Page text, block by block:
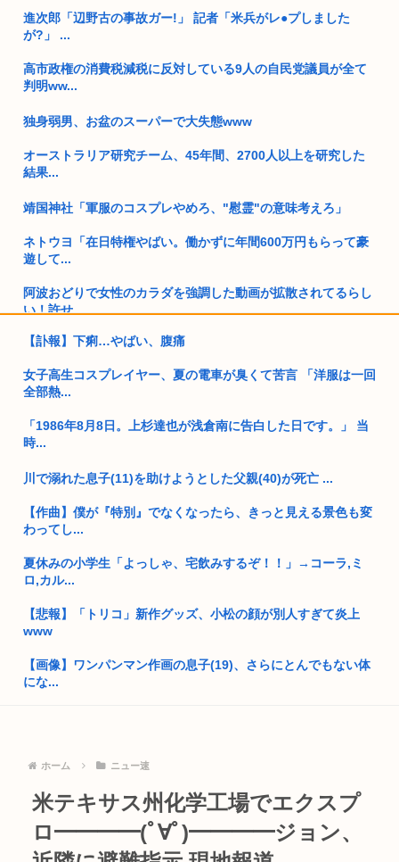
進次郎「辺野古の事故ガー!」 記者「米兵がレ●プしました
が?」 ...
高市政権の消費税減税に反対している9人の自民党議員が全て
判明ww...
独身弱男、お盆のスーパーで大失態www
オーストラリア研究チーム、45年間、2700人以上を研究した
結果...
靖国神社「軍服のコスプレやめろ、"慰霊"の意味考えろ」
ネトウヨ「在日特権やばい。働かずに年間600万円もらって豪
遊して...
阿波おどりで女性のカラダを強調した動画が拡散されてるらし
い！許せ...
日本人「失われた30年ヤバいだろ…貧乏になりすぎ…もう愛国
GPIF「4-6月で24兆円儲けた」 年金運用額317兆円に、あ...
中国さん、日本に対しあまりにも酷い暴言を放つ 「侵略戦争仕
掛けた...
【大阪】58歳日本人男性の、80歳母の腹を踏みつけ肋骨8本を
「助けて欲しけりゃきび団子よこしな？」 これ現代だと色々
琵琶湖三尸花火大会、中止発表。1万9000円もするチケットの
高市早苗、3000万円以上の高級新公用車を購入させ贅を尽くし
25歳すぎて童貞の人って
ん...
韓国人さん、ネトウヨの痛いところを突いてしまう。「日本人
は韓国に...
【訃報】下痢…やばい、腹痛
女子高生コスプレイヤー、夏の電車が臭くて苦言 「洋服は一回
全部熱...
「1986年8月8日。上杉達也が浅倉南に告白した日です。」 当
時...
川で溺れた息子(11)を助けようとした父親(40)が死亡 ...
【作曲】僕が『特別』でなくなったら、きっと見える景色も変
わってし...
夏休みの小学生「よっしゃ、宅飲みするぞ！！」→コーラ,ミ
ロ,カル...
【悲報】「トリコ」新作グッズ、小松の顔が別人すぎて炎上
www
【画像】ワンパンマン作画の息子(19)、さらにとんでもない体
にな...
題に
女球審、高校球児にキレられてしまうwww
【画像あり】女子大生「長岡の花火行ってきた」 花火を見せた
いのか...
ホーム ニュー速
米テキサス州化学工場でエクスプ
ロ━━━━(ﾟ∀ﾟ)━━━━ジョン、